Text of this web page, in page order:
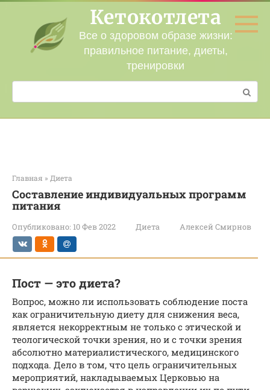
Перейти
контенту
Кетокотлета
Все о здоровом образе жизни:
правильное питание, диеты,
тренировки
Поиск:
Главная » Диета
Составление индивидуальных программ
питания
Опубликовано: 10 Фев 2022 Диета Алексей Смирнов
Пост — это диета?
Вопрос, можно ли использовать соблюдение поста
как ограничительную диету для снижения веса,
является некорректным не только с этической и
теологической точки зрения, но и с точки зрения
абсолютно материалистического, медицинского
подхода. Дело в том, что цель ограничительных
мероприятий, накладываемых Церковью на